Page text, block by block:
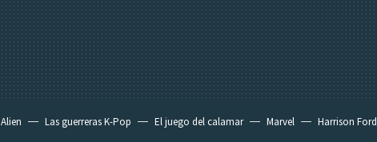
Alien Las guerreras K-Pop El juego del calamar Marvel Harrison Ford